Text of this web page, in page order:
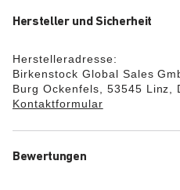
Hersteller und Sicherheit
Herstelleradresse:
Birkenstock Global Sales
Burg Ockenfels, 53545 Linz,
Kontaktformular
Bewertungen